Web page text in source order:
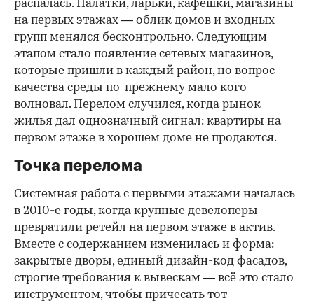
распалась. Палатки, ларьки, кафешки, магазины
на первых этажах — облик домов и входных
групп менялся бесконтрольно. Следующим
этапом стало появление сетевых магазинов,
которые пришли в каждый район, но вопрос
качества среды по-прежнему мало кого
волновал. Перелом случился, когда рынок
жилья дал однозначный сигнал: квартиры на
первом этаже в хорошем доме не продаются.
Точка перелома
Системная работа с первыми этажами началась
в 2010-е годы, когда крупные девелоперы
превратили ретейл на первом этаже в актив.
Вместе с содержанием изменилась и форма:
закрытые дворы, единый дизайн-код фасадов,
строгие требования к вывескам — всё это стало
инструментом, чтобы причесать тот